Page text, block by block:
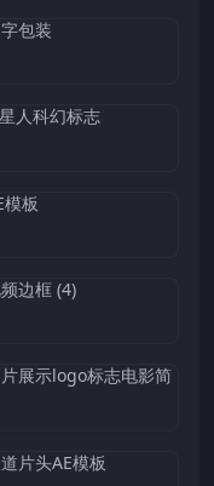
包装
人科幻标志
板
边框 (4)
展示logo标志电影简
片头AE模板